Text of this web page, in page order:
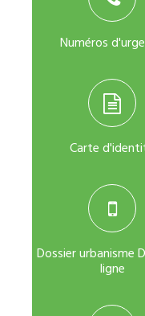
Numéros
Carte
Dossier urbanisme
ligne